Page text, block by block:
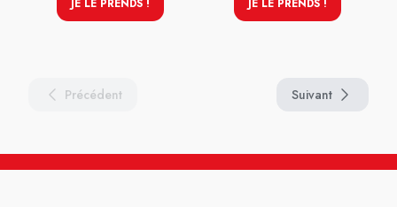
JE LE PRENDS ! JE LE PRENDS !
Précédent Suivant